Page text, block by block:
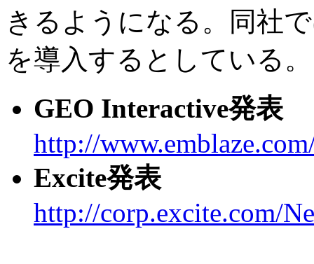
きるようになる。同社
を導入するとしている。
GEO Interactive発表
http://
Excite発表
http://corp.excite.com/